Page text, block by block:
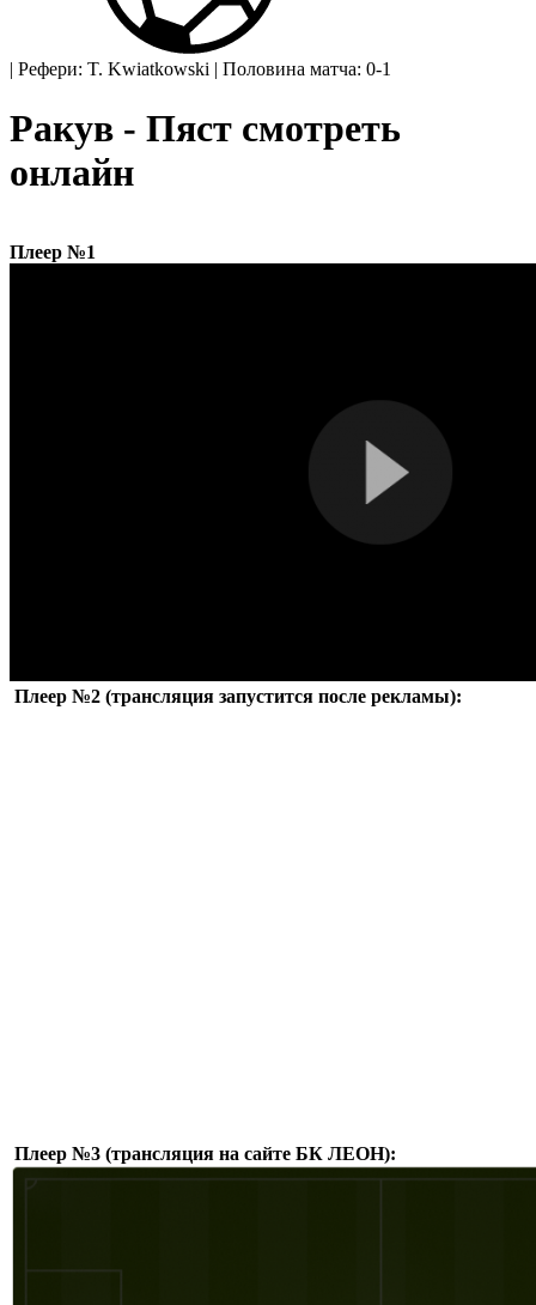
| Рефери: T. Kwiatkowski | Половина матча: 0-1
Ракув - Пяст смотреть
онлайн
Плеер №1
Плеер №2 (трансляция запустится после рекламы):
Плеер №3 (трансляция на сайте БК ЛЕОН):